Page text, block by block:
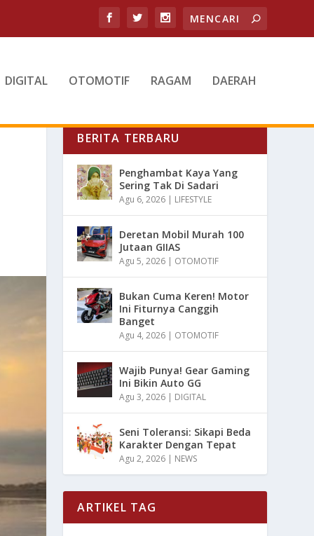
DIGITAL OTOMOTIF RAGAM DAERAH
BERITA TERBARU
Penghambat Kaya Yang
Sering Tak Di Sadari
Agu 6, 2026 | LIFESTYLE
Deretan Mobil Murah 100
Jutaan GIIAS
Agu 5, 2026 | OTOMOTIF
Bukan Cuma Keren! Motor
Ini Fiturnya Canggih
Banget
Agu 4, 2026 | OTOMOTIF
Wajib Punya! Gear Gaming
Ini Bikin Auto GG
Agu 3, 2026 | DIGITAL
Seni Toleransi: Sikapi Beda
Karakter Dengan Tepat
Agu 2, 2026 | NEWS
ARTIKEL TAG